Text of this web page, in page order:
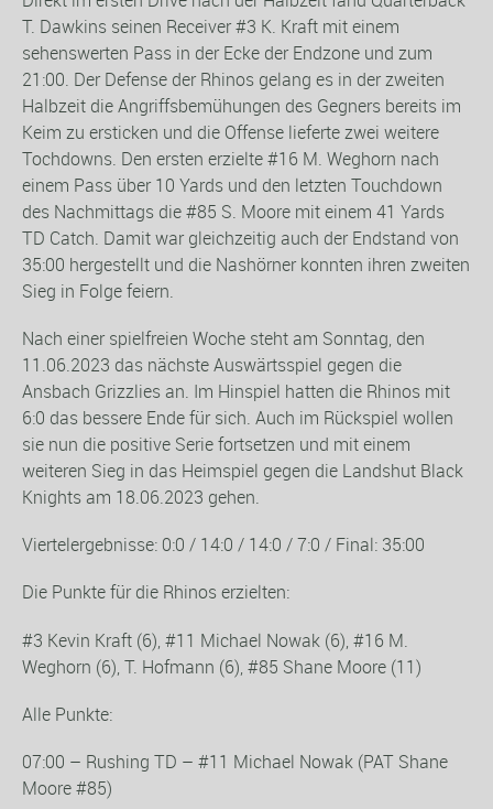
T. Dawkins seinen Receiver #3 K. Kraft mit einem
sehenswerten Pass in der Ecke der Endzone und zum
21:00. Der Defense der Rhinos gelang es in der zweiten
Halbzeit die Angriffsbemühungen des Gegners bereits im
Keim zu ersticken und die Offense lieferte zwei weitere
Tochdowns. Den ersten erzielte #16 M. Weghorn nach
einem Pass über 10 Yards und den letzten Touchdown
des Nachmittags die #85 S. Moore mit einem 41 Yards
TD Catch. Damit war gleichzeitig auch der Endstand von
35:00 hergestellt und die Nashörner konnten ihren zweiten
Sieg in Folge feiern.
Nach einer spielfreien Woche steht am Sonntag, den
11.06.2023 das nächste Auswärtsspiel gegen die
Ansbach Grizzlies an. Im Hinspiel hatten die Rhinos mit
6:0 das bessere Ende für sich. Auch im Rückspiel wollen
sie nun die positive Serie fortsetzen und mit einem
weiteren Sieg in das Heimspiel gegen die Landshut Black
Knights am 18.06.2023 gehen.
Viertelergebnisse: 0:0 / 14:0 / 14:0 / 7:0 / Final: 35:00
Die Punkte für die Rhinos erzielten:
#3 Kevin Kraft (6), #11 Michael Nowak (6), #16 M.
Weghorn (6), T. Hofmann (6), #85 Shane Moore (11)
Alle Punkte:
07:00 – Rushing TD – #11 Michael Nowak (PAT Shane
Moore #85)